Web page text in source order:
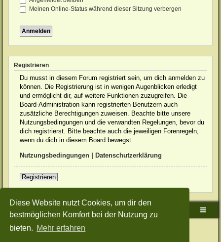
Diese Website nutzt Cookies, um dir den
bestmöglichen Komfort bei der Nutzung zu
bieten. Mehr erfahren
Meinen Online-Status während dieser Sitzung verbergen
Registrieren
Du musst in diesem Forum registriert sein, um dich anmelden zu
können. Die Registrierung ist in wenigen Augenblicken erledigt
und ermöglicht dir, auf weitere Funktionen zuzugreifen. Die
Board-Administration kann registrierten Benutzern auch
zusätzliche Berechtigungen zuweisen. Beachte bitte unsere
Nutzungsbedingungen und die verwandten Regelungen, bevor du
dich registrierst. Bitte beachte auch die jeweiligen Forenregeln,
wenn du dich in diesem Board bewegst.
Nutzungsbedingungen Datenschutzerklärung
Registrieren
Sudden-Strike-Maps.de Hauptseite Foren-Übersicht
Powered byphpBB® Forum Software © phpBB Limited